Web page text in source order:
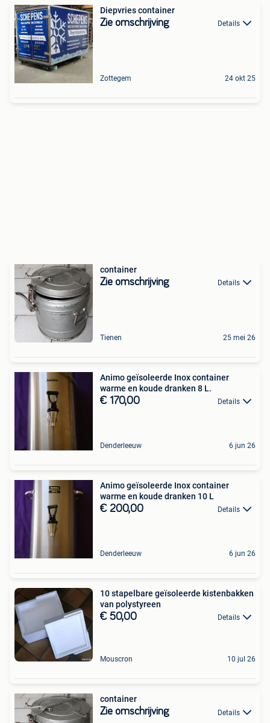
Diepvries container
Zie omschrijving Details
Zottegem 24 okt 25
container
Zie omschrijving Details
Tienen 25 mei 26
Animo geïsoleerde Inox container
warme en koude dranken 8 L.
€ 170,00 Details
Denderleeuw 6 jun 26
Animo geïsoleerde Inox container
warme en koude dranken 10 L
€ 200,00 Details
Denderleeuw 6 jun 26
10 stapelbare geïsoleerde kistenbakken
van polystyreen
€ 50,00 Details
Mouscron 10 jul 26
container
Zie omschrijving Details